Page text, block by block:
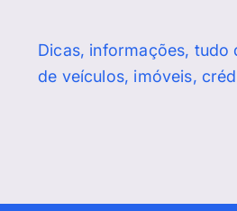
Dicas, informações, tudo
de veículos, imóveis,